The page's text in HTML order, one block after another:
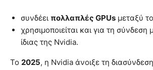
συνδέει πολλαπλές GPUs μεταξύ
χρησιμοποιείται και για τη σύνδεση
ίδιας της Nvidia.
Το 2025, η Nvidia άνοιξε τη